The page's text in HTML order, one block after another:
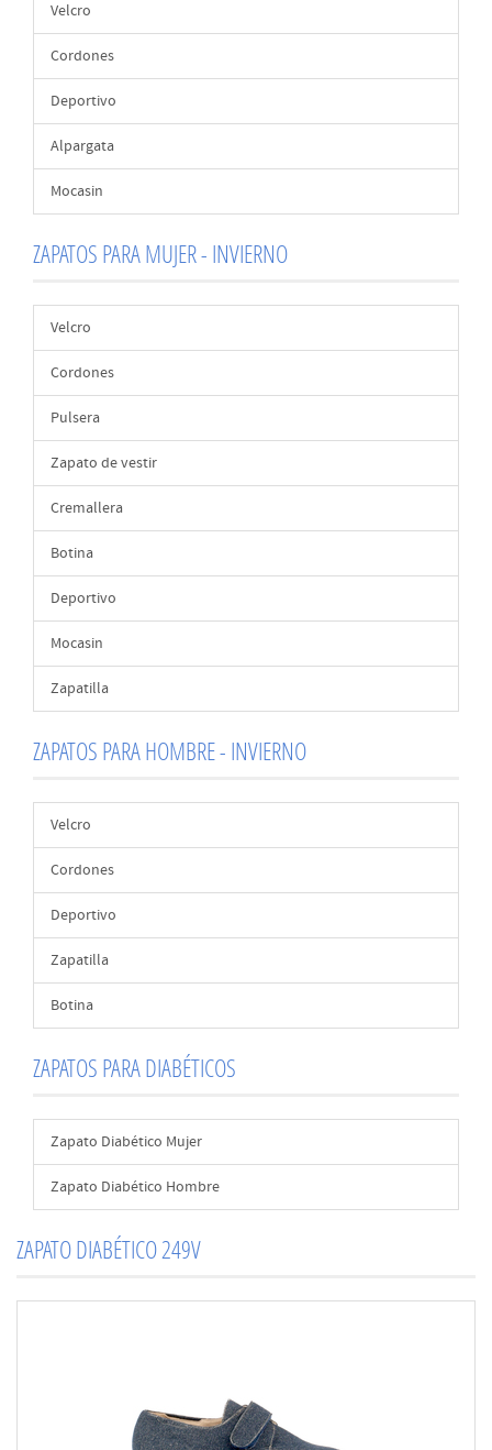
Velcro
Cordones
Deportivo
Alpargata
Mocasin
ZAPATOS PARA MUJER - INVIERNO
Velcro
Cordones
Pulsera
Zapato de vestir
Cremallera
Botina
Deportivo
Mocasin
Zapatilla
ZAPATOS PARA HOMBRE - INVIERNO
Velcro
Cordones
Deportivo
Zapatilla
Botina
ZAPATOS PARA DIABÉTICOS
Zapato Diabético Mujer
Zapato Diabético Hombre
ZAPATO DIABÉTICO 249V